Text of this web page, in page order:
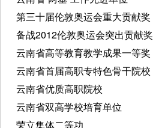
第三十届伦敦奥运会重大贡献奖
备战2012伦敦奥运会突出贡献奖
云南省高等教育教学成果一等奖
云南省首届高职专特色骨干院校
云南省优质高职院校
云南省双高学校培育单位
荣立集体二等功